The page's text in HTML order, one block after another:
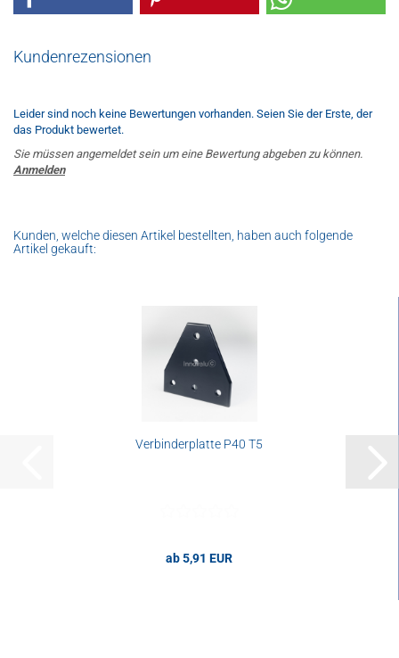
Kundenrezensionen
Leider sind noch keine Bewertungen vorhanden. Seien Sie der Erste, der
das Produkt bewertet.
Sie müssen angemeldet sein um eine Bewertung abgeben zu können.
Anmelden
Kunden, welche diesen Artikel bestellten, haben auch folgende
Artikel gekauft:
Verbinderplatte P40 T5
ab 5,91 EUR